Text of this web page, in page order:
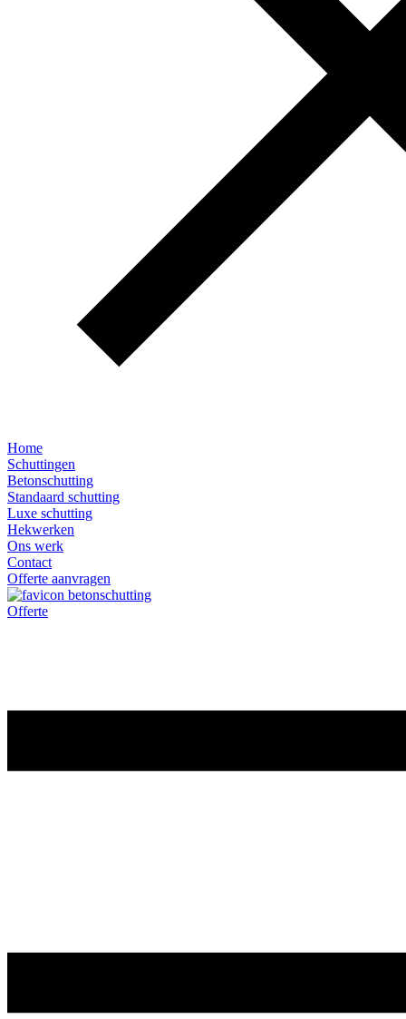
Home
Schuttingen
Betonschutting
Standaard schutting
Luxe schutting
Hekwerken
Ons werk
Contact
Offerte aanvragen
Offerte